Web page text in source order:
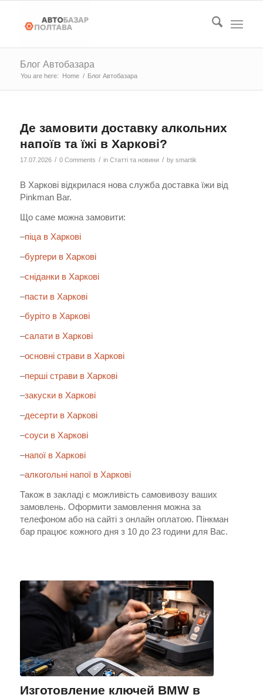
Блог Автобазара
You are here: Home / Блог Автобазара
Де замовити доставку алкольних
напоїв та їжі в Харкові?
17.07.2026 / 0 Comments / in Статті та новини / by smartik
В Харкові відкрилася нова служба доставка їжи від
Pinkman Bar.
Що саме можна замовити:
–піца в Харкові
–бургери в Харкові
–сніданки в Харкові
–пасти в Харкові
–буріто в Харкові
–салати в Харкові
–основні страви в Харкові
–перші страви в Харкові
–закуски в Харкові
–десерти в Харкові
–соуси в Харкові
–напої в Харкові
–алкогольні напої в Харкові
Також в закладі є можливість самовивозу ваших
замовлень. Оформити замовлення можна за
телефоном або на сайті з онлайн оплатою. Пінкман
бар працює кожного дня з 10 до 23 години для Вас.
Изготовление ключей BMW в